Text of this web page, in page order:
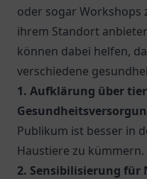
oder sogar Workshops
ihrem Standort
können dabei helfen,
verschiedene
1. Aufklärung über
Publikum ist besser in
Haustiere zu kümmern.
2. Sensibilisierung für